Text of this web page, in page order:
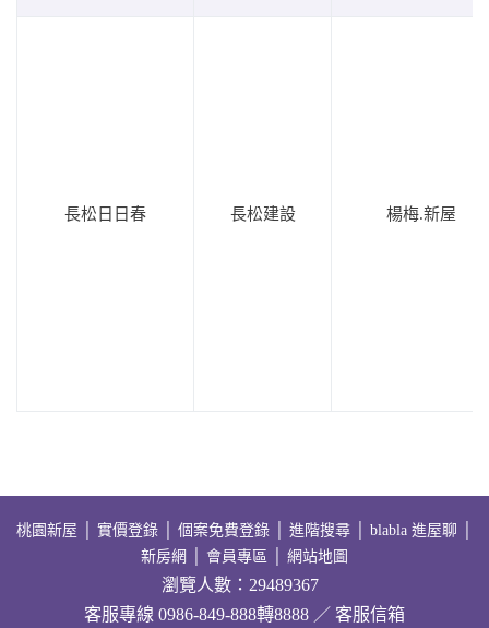
長松日日春 長松建設 楊梅.新屋
桃園新屋 實價登錄 個案免費登錄 進階搜尋 blabla 進屋聊
新房網
會員專區 網站地圖
瀏覽人數：29489367
客服專線 0986-849-888轉8888 ／ 客服信箱